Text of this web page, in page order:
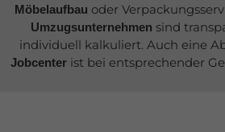
Möbelaufbau oder
Umzugsunternehmen sind
individuell kalkuliert. Auch eine
Jobcenterist bei entsprechender